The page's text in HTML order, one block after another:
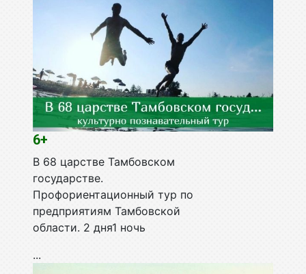
6+
В 68 царстве Тамбовском
государстве.
Профориентационный тур по
предприятиям Тамбовской
области. 2 дня1 ночь
...